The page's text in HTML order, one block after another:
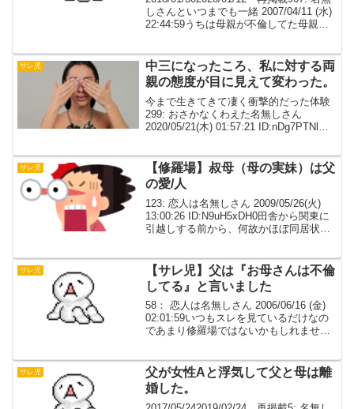
しさんといつまでも一緒 2007/04/11 (水)
22:44:59うちは母親が不倫してた母親と
てわがま...
サレ児
中三になったころ、私に対する両
親の態度が目に見えて変わった。
今まで生きてきて凄く衝撃的だった体験
299: おさかなくわえた名無しさん
2020/05/21(木) 01:57:21 ID:nDg7PTNl
人、兄もいたそうだが。私が生...
サレ児
【修羅場】叔母（母の実妹）は父
の愛/人
123: 恋人は名無しさん 2009/05/26(火)
13:00:26 ID:N9uH5xDH0田舎から関東に
引越しする前から、何故かほぼ同居状態
る前から父には、放浪...
サレ児
【サレ児】父は『お母さんは不倫
してる』と言いました
58： 恋人は名無しさん 2006/06/16 (金)
02:01:59いつもスレを見ているだけなの
であまり修羅場ではないかもしれません
場人物 私：当時17歳 母と父...
サレ児
父が女性Aと浮気して父と母は離
婚した。